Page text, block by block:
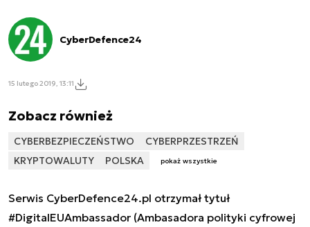
CyberDefence24
15 lutego 2019, 13:11
Zobacz również
CYBERBEZPIECZEŃSTWO
CYBERPRZESTRZEŃ
KRYPTOWALUTY
POLSKA pokaż wszystkie
Serwis CyberDefence24.pl otrzymał tytuł
#DigitalEUAmbassador (Ambasadora polityki cyfrowej